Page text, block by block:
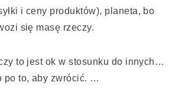
i ceny produktów), planeta, bo
się masę rzeczy.
to jest ok w stosunku do innych…
po to, aby zwrócić. …